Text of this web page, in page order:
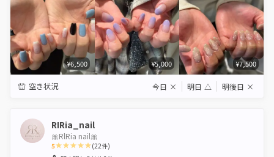
¥6,500 ¥5,000 ¥7,500
空き状況 今日 × 明日 △ 明後日 ×
RIRia_nail
🎀RlRia nail🎀
5 (22件)